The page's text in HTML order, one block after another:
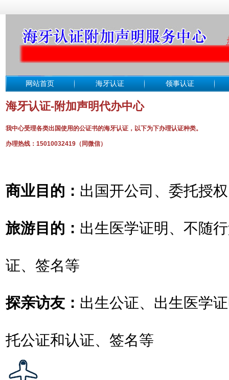
网站首页 海牙认证 领事认证
海牙认证-附加声明代办中心
我中心受理各类出国使用的公证书的海牙认证，以下为下办理认证种类。
办理热线：15010032419（同微信）
商业目的： 出国开公司、委托授
旅游目的： 出生医学证明、不随
证、签名等
探亲访友： 出生公证、出生医学
托公证和认证、签名等